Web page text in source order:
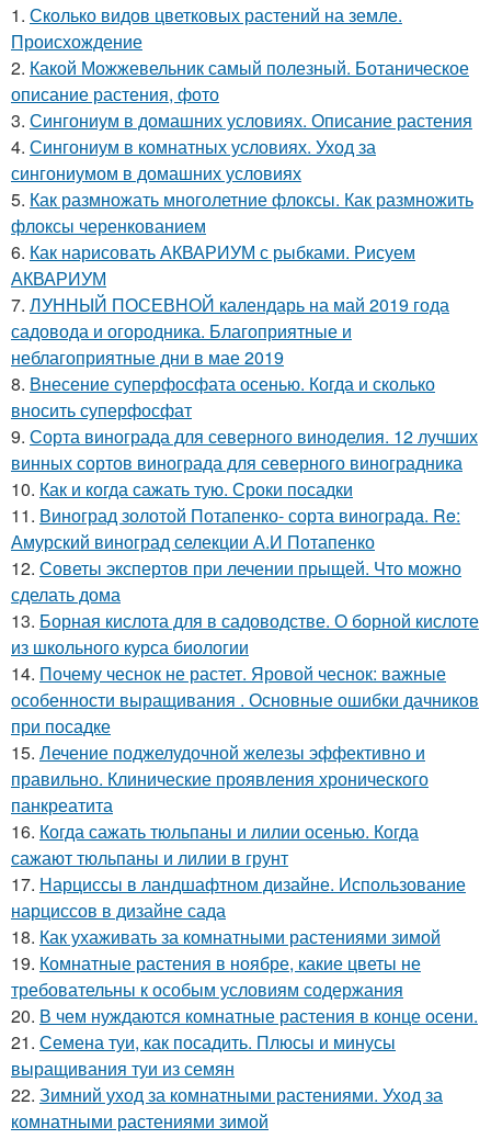
1. Сколько видов цветковых растений на земле.
Происхождение
2. Какой Можжевельник самый полезный. Ботаническое
описание растения, фото
3. Сингониум в домашних условиях. Описание растения
4. Сингониум в комнатных условиях. Уход за
сингониумом в домашних условиях
5. Как размножать многолетние флоксы. Как размножить
флоксы черенкованием
6. Как нарисовать АКВАРИУМ с рыбками. Рисуем
АКВАРИУМ
7. ЛУННЫЙ ПОСЕВНОЙ календарь на май 2019 года
садовода и огородника. Благоприятные и
неблагоприятные дни в мае 2019
8. Внесение суперфосфата осенью. Когда и сколько
вносить суперфосфат
9. Сорта винограда для северного виноделия. 12 лучших
винных сортов винограда для северного виноградника
10. Как и когда сажать тую. Сроки посадки
11. Виноград золотой Потапенко- сорта винограда. Re:
Амурский виноград селекции А.И Потапенко
12. Советы экспертов при лечении прыщей. Что можно
сделать дома
13. Борная кислота для в садоводстве. О борной кислоте
из школьного курса биологии
14. Почему чеснок не растет. Яровой чеснок: важные
особенности выращивания . Основные ошибки дачников
при посадке
15. Лечение поджелудочной железы эффективно и
правильно. Клинические проявления хронического
панкреатита
16. Когда сажать тюльпаны и лилии осенью. Когда
сажают тюльпаны и лилии в грунт
17. Нарциссы в ландшафтном дизайне. Использование
нарциссов в дизайне сада
18. Как ухаживать за комнатными растениями зимой
19. Комнатные растения в ноябре, какие цветы не
требовательны к особым условиям содержания
20. В чем нуждаются комнатные растения в конце осени.
21. Семена туи, как посадить. Плюсы и минусы
выращивания туи из семян
22. Зимний уход за комнатными растениями. Уход за
комнатными растениями зимой